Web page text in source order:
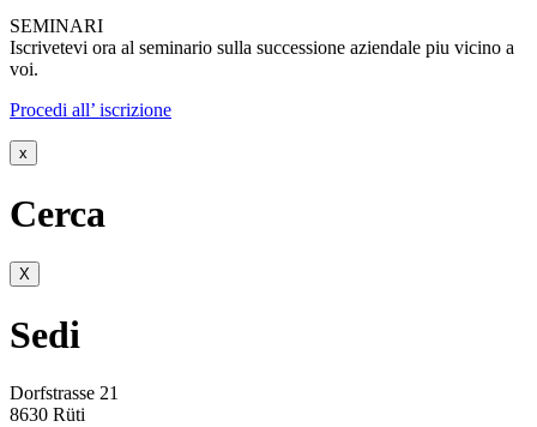
SEMINARI
Iscrivetevi ora al seminario sulla successione aziendale piu vicino a
voi.
Procedi all’ iscrizione
x
Cerca
X
Sedi
Dorfstrasse 21
8630 Rüti